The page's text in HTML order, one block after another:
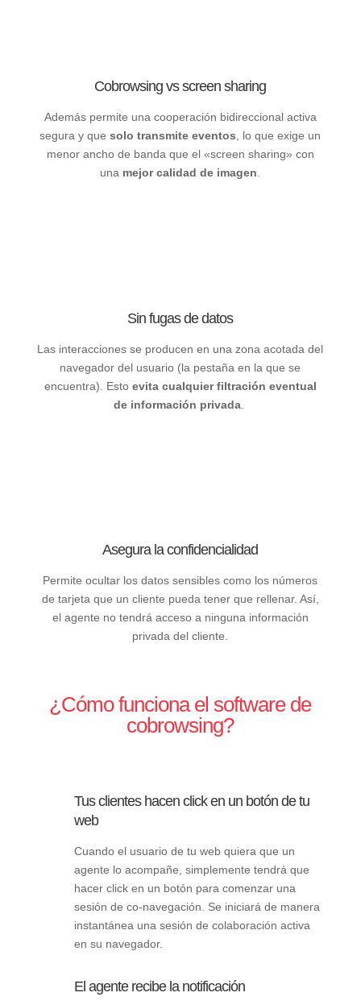
Cobrowsing vs screen sharing
Además permite una cooperación bidireccional activa
segura y que solo transmite eventos, lo que exige un
menor ancho de banda que el «screen sharing» con
una mejor calidad de imagen.
Sin fugas de datos
Las interacciones se producen en una zona acotada del
navegador del usuario (la pestaña en la que se
encuentra). Esto evita cualquier filtración eventual
de información privada.
Asegura la confidencialidad
Permite ocultar los datos sensibles como los números
de tarjeta que un cliente pueda tener que rellenar. Así,
el agente no tendrá acceso a ninguna información
privada del cliente.
¿Cómo funciona el software de
cobrowsing?
Tus clientes hacen click en un botón de tu
web
Cuando el usuario de tu web quiera que un
agente lo acompañe, simplemente tendrá que
hacer click en un botón para comenzar una
sesión de co-navegación. Se iniciará de manera
instantánea una sesión de colaboración activa
en su navegador.
El agente recibe la notificación